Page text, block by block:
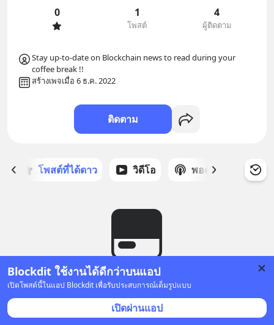
Blockdit ใช้งานได้ดีกว่าบนแอป
เปิดโพสต์นี้ในแอป Blockdit เพื่อรับประสบการณ์เต็มรูปแบบ
เปิดผ่านแอป
0 1
โพสต์
4
ผู้ติดตาม
Stay up-to-date on Blockchain news to read during your
coffee break !!
สร้างเพจเมื่อ 6 ธ.ค. 2022
ติดตาม
โพสต์ที่ได้ดาว วิดีโอ พอดแคสต์
ยังไม่มีโพสต์